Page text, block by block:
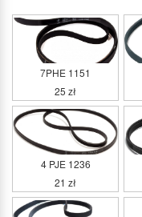
7PHE 1151
25 zł
4 PJE 1236
21 zł